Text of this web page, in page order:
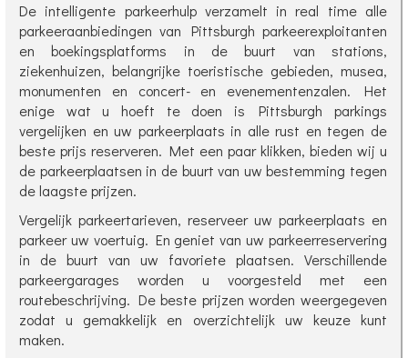
De intelligente parkeerhulp verzamelt in real time alle
parkeeraanbiedingen van Pittsburgh parkeerexploitanten
en boekingsplatforms in de buurt van stations,
ziekenhuizen, belangrijke toeristische gebieden, musea,
monumenten en concert- en evenementenzalen. Het
enige wat u hoeft te doen is Pittsburgh parkings
vergelijken en uw parkeerplaats in alle rust en tegen de
beste prijs reserveren. Met een paar klikken, bieden wij u
de parkeerplaatsen in de buurt van uw bestemming tegen
de laagste prijzen.
Vergelijk parkeertarieven, reserveer uw parkeerplaats en
parkeer uw voertuig. En geniet van uw parkeerreservering
in de buurt van uw favoriete plaatsen. Verschillende
parkeergarages worden u voorgesteld met een
routebeschrijving. De beste prijzen worden weergegeven
zodat u gemakkelijk en overzichtelijk uw keuze kunt
maken.